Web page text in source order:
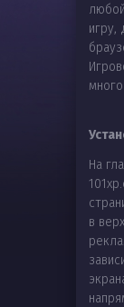
игру,
На
в